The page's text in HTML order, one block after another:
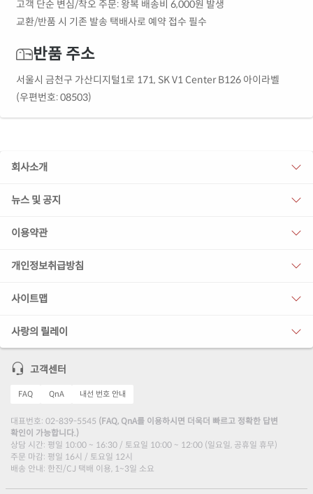
고객 단순 변심/착오 주문: 왕복 배송비 6,000원 발생
교환/반품 시 기존 발송 택배사로 예약 접수 필수
반품 주소
서울시 금천구 가산디지털1로 171, SK V1 Center B126 아이라벨
(우편번호: 08503)
회사소개
뉴스 및 공지
이용약관
개인정보취급방침
사이트맵
사랑의 릴레이
고객센터
FAQ QnA 내선 번호 안내
대표번호: 02-839-5545 (FAQ, QnA를 이용하시면 더욱더 빠르고 정확한 답변
확인이 가능합니다.)
상담 시간: 평일 10:00 ~ 16:30 / 토요일 10:00 ~ 12:00 (일요일, 공휴일 휴무)
주문 마감: 평일 16시 / 토요일 12시
배송 안내: 한진/CJ 택배 이용, 1~3일 소요